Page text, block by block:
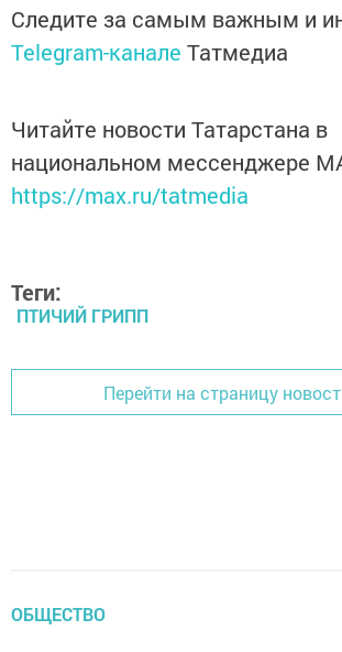
Следите за самым важным и
Telegram-канале Татмедиа
Читайте новости Татарстана в
национальном мессенджере
https://max.ru/tatmedia
Теги:
ПТИЧИЙ ГРИПП
Перейти на страницу
ОБЩЕСТВО